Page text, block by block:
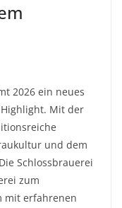
2026 ein neues
Mit der
und dem
Schlossbrauerei
zum
mit erfahrenen